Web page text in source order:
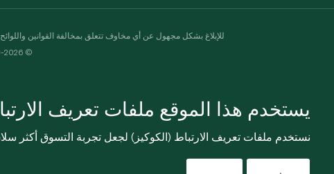
للإبلاغ بشكل مجهول عن أي مخاوف تتعلق بمخالفة القوانين
© 2020-2026 سبينس. كل الحقوق محفوظة
يستخدم هذا الموقع ملفات تعريف
نستخدم ملفات تعريف الارتباط (الكوكيز) لجعل تجربة التسوق